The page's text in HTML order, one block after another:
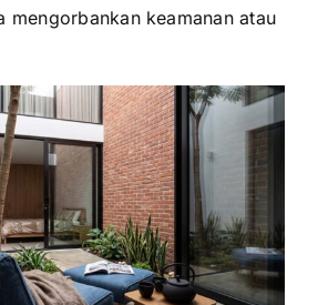
mengorbankan keamanan atau